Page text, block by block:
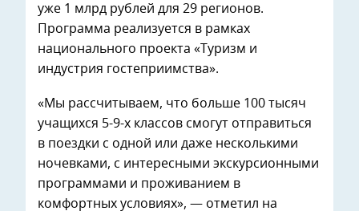
уже 1 млрд рублей для 29 регионов.
Программа реализуется в рамках
национального проекта «Туризм и
индустрия гостеприимства».
«Мы рассчитываем, что больше 100 тысяч
учащихся 5-9-х классов смогут отправиться
в поездки с одной или даже несколькими
ночевками, с интересными экскурсионными
программами и проживанием в
комфортных условиях», — отметил на